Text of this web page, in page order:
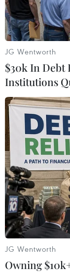
Cá sấu Xiêm
Nam
Ngày 19/2, Tổ
tế (FFI) cho
Xiêm mới
vọng về bước
động vật từng
nhiên này.
JG Wentworth
$30k In Debt
Institutions
JG Wentworth
Owning